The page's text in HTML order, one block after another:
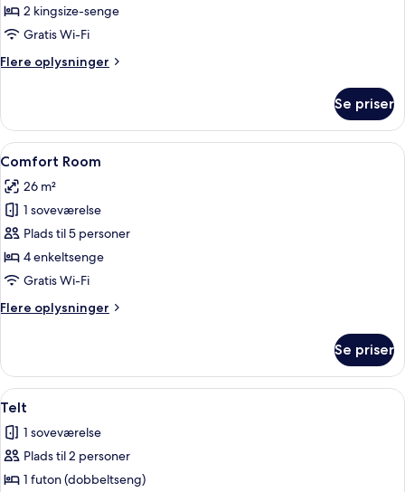
2 kingsize-senge
Gratis Wi-Fi
Flere oplysninger
Flere
Se priser
Indlæs
alle
billeder
af
Comfort
Room
Et soveværelse med to senge, en
10
Comfort Room
26 m²
1 soveværelse
Plads til 5 personer
4 enkeltsenge
Gratis Wi-Fi
Flere oplysninger
Flere
Room
Se priser
Indlæs
alle
billeder
af
Telt
Et telt med en farverig stribet måtte
6
Telt
1 soveværelse
Plads til 2 personer
1 futon (dobbeltseng)